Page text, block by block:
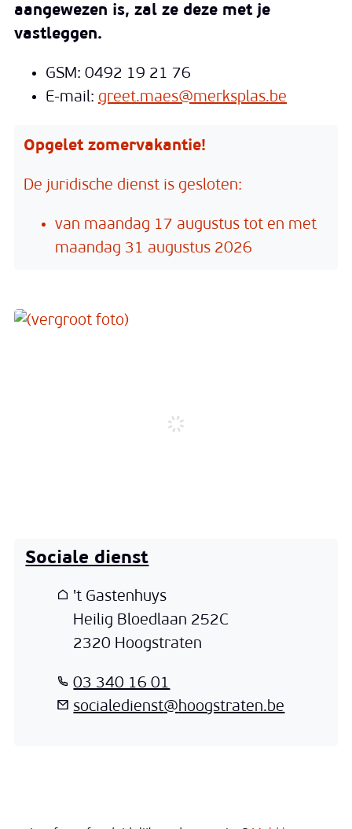
aangewezen is, zal ze deze met je
vastleggen.
GSM: 0492 19 21 76
E-mail: greet.maes@merksplas.be
Opgelet zomervakantie!
De juridische dienst is gesloten:
van maandag 17 augustus tot en met
maandag 31 augustus 2026
Sociale dienst
Adres 't Gastenhuys
Heilig Bloedlaan 252C
,2320 Hoogstraten
03 340 16 01
E-mailsocialedienst@hoogstraten.be